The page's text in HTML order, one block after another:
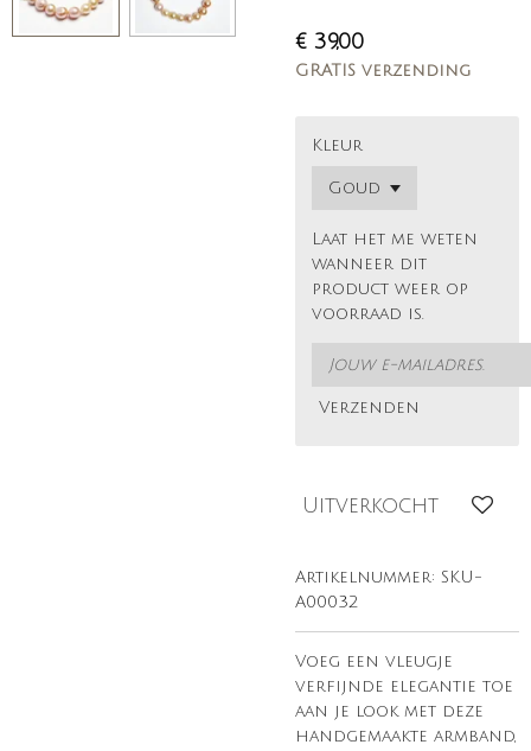
€ 39,00
GRATIS verzending
Kleur
Laat het me weten
wanneer dit
product weer op
voorraad is.
Verzenden
Uitverkocht
Artikelnummer: SKU-
A00032
Voeg een vleugje
verfijnde elegantie toe
aan je look met deze
handgemaakte armband,